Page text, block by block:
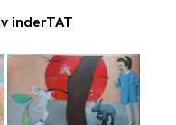
inderTAT